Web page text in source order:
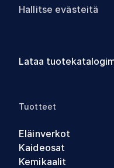
Hallitse evästeitä
Lataa
Tuotteet
Eläinverkot
Kaideosat
Kemikaalit